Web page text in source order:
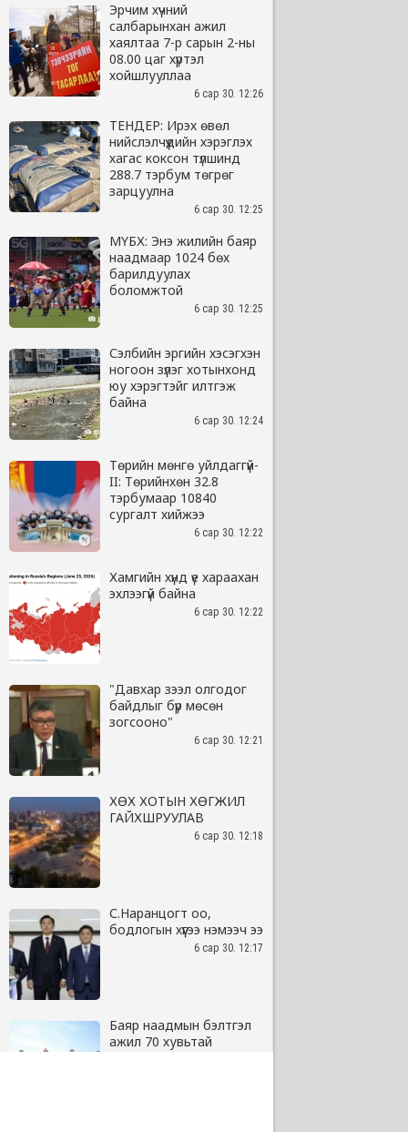
Эрчим хүчний
салбарынхан ажил
хаялтаа 7-р сарын 2-ны
08.00 цаг хүртэл
хойшлууллаа
6 сар 30. 12:26
ТЕНДЕР: Ирэх өвөл
нийслэлчүүдийн хэрэглэх
хагас коксон түлшинд
288.7 тэрбум төгрөг
зарцуулна
6 сар 30. 12:25
МҮБХ: Энэ жилийн баяр
наадмаар 1024 бөх
барилдуулах
боломжтой
6 сар 30. 12:25
Сэлбийн эргийн хэсэгхэн
ногоон зүлэг хотынхонд
юу хэрэгтэйг илтгэж
байна
6 сар 30. 12:24
Төрийн мөнгө уйлдаггүй-
II: Төрийнхөн 32.8
тэрбумаар 10840
сургалт хийжээ
6 сар 30. 12:22
Хамгийн хүнд үе хараахан
эхлээгүй байна
6 сар 30. 12:22
"Давхар зээл олгодог
байдлыг бүр мөсөн
зогсооно"
6 сар 30. 12:21
ХӨХ ХОТЫН ХӨГЖИЛ
ГАЙХШРУУЛАВ
6 сар 30. 12:18
С.Наранцогт оо,
бодлогын хүүгээ нэмээч ээ
6 сар 30. 12:17
Баяр наадмын бэлтгэл
ажил 70 хувьтай